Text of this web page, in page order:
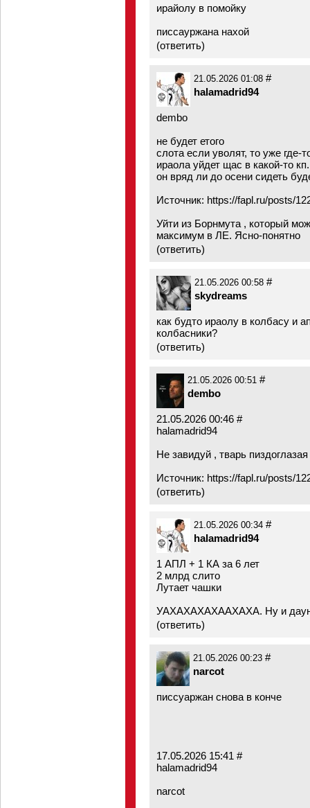
ирайолу в помойку
писсауржана нахой
(ответить)
21.05.2026 01:08 #
halamadrid94
dembo
не будет етого
слота если уволят, то уже где-
ираола уйдет щас в какой-то кп.
он вряд ли до осени сидеть
Источник: https://fapl.ru/posts/
Уйти из Борнмута , который
максимум в ЛЕ. Ясно-понятно
(ответить)
21.05.2026 00:58 #
skydreams
как будто ираолу в колбасу и
колбасники?
(ответить)
21.05.2026 00:51 #
dembo
21.05.2026 00:46 #
halamadrid94
Не завидуй , тварь пиздоглазая
Источник: https://fapl.ru/posts/
(ответить)
21.05.2026 00:34 #
halamadrid94
1 АПЛ + 1 КА за 6 лет
2 млрд слито
Лутает чашки
УАХАХАХАХААХАХА. Ну и даун
(ответить)
21.05.2026 00:23 #
narcot
писсуаржан снова в конче
17.05.2026 15:41 #
halamadrid94
narcot